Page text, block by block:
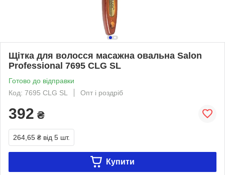
Щітка для волосся масажна овальна Salon
Professional 7695 CLG SL
Готово до відправки
Код: 7695 CLG SL
Опт і роздріб
392 ₴
264,65 ₴ від 5 шт.
Купити